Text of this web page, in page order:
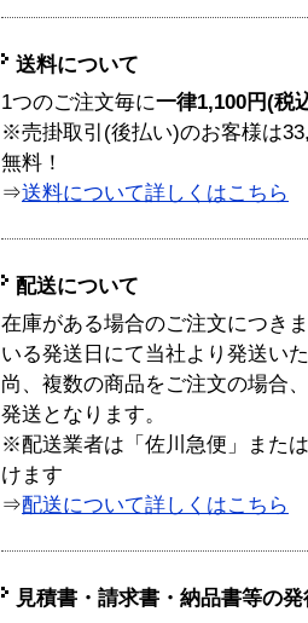
送料について
1つのご注文毎に一律1,100円(税
※売掛取引(後払い)のお客様は
無料！
⇒送料について詳しくはこちら
配送について
在庫がある場合のご注文につき
いる発送日にて当社より発送い
尚、複数の商品をご注文の場合
発送となります。
※配送業者は「佐川急便」また
けます
⇒配送について詳しくはこちら
見積書・請求書・納品書等の